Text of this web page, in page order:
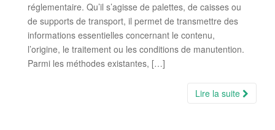
réglementaire. Qu’il s’agisse de palettes, de caisses ou
de supports de transport, il permet de transmettre des
informations essentielles concernant le contenu,
l’origine, le traitement ou les conditions de manutention.
Parmi les méthodes existantes, […]
Lire la suite